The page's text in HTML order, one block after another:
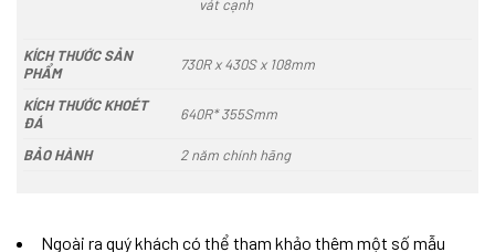
vát cạnh
KÍCH THƯỚC SẢN
PHẨM
730R x 430S x 108mm
KÍCH THƯỚC KHOÉT
ĐÁ
640R* 355Smm
BẢO HÀNH 2 năm chính hãng
Ngoài ra quý khách có thể tham khảo thêm một số mẫu